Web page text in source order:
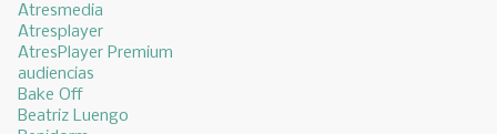
Atresmedia
Atresplayer
AtresPlayer Premium
audiencias
Bake Off
Beatriz Luengo